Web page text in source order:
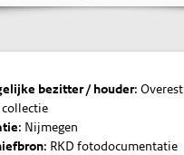
bezitter / houder: Overest
collectie
: Nijmegen
: RKD fotodocumentatie